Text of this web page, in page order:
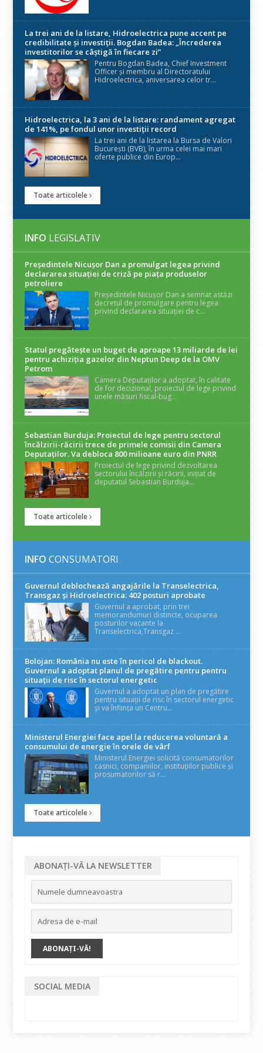
La trei ani de la listare, Hidroelectrica pune accent pe
credibilitate și investiții. Bogdan Badea: „Încrederea
investitorilor se câștigă în fiecare zi”
Pentru Bogdan Badea, Chief Investment
Officer și membru al Directoratului
Hidroelectrica, aniversarea celor tr...
Hidroelectrica, la 3 ani de la listare: randament agregat
de 141%, pe fondul unor investiții record
La trei ani de la listarea la Bursa de Valori
București (BVB), în urma celei mai mari
oferte publice din Europ...
Toate articolele
INFO LEGISLATIV
Președintele Nicuşor Dan a promulgat legea privind
declararea situaţiei de criză pe piaţa produselor
petroliere
Președintele Nicușor Dan a semnat astăzi
decretul de promulgare pentru legea
privind declararea situației de c...
Statul pregătește un buget de aproape 13 miliarde de lei
pentru achiziția gazelor din Neptun Deep de la OMV
Petrom
Camera Deputaților a adoptat, în calitate
de for decizional, proiectul de lege privind
unele măsuri fiscal-bug...
Sebastian Burduja: Proiectul de lege pentru sectorul
încălzirii-răcirii trece de primele comisii din Camera
Deputaților. Va debloca 800 milioane euro din PNRR
Proiectul de lege privind dezvoltarea
sectorului încălzirii și răcirii, inițiat de
deputatul Sebastian Burduja...
Toate articolele
INFO CONSUMATORI
Guvernul deblochează angajările la Transelectrica,
Transgaz și Hidroelectrica: 402 posturi aprobate
Guvernul a aprobat, prin trei
memorandumuri distincte, ocuparea
posturilor vacante la
Transelectrica,Transgaz ...
Bolojan: România nu este în pericol de blackout.
Guvernul a adoptat planul de pregătire pentru pentru
situații de risc în sectorul energetic
Guvernul a adoptat un plan de pregătire
pentru situații de risc în sectorul energetic
și va înființa un Centru...
Ministerul Energiei face apel la reducerea voluntară a
consumului de energie în orele de vârf
Ministerul Energiei solicită consumatorilor
casnici, companiilor, instituțiilor publice și
prosumatorilor să r...
Toate articolele
ABONAȚI-VĂ LA NEWSLETTER
SOCIAL MEDIA